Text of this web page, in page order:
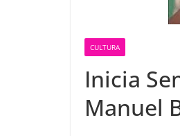
CULTURA
Inicia
Manuel